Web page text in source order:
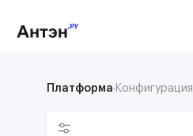
ПлатформаКонфигурация